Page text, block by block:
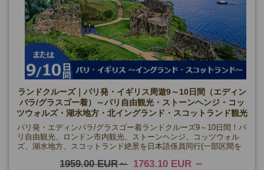
ランドクルーズ｜パリ発・イギリス周遊9～10日間（エディン
バラ/グラスゴー着）～パリ自由観光・ストーンヘンジ・コッ
ツウォルズ・湖水地方・北イングランド・スコットランド観光
～
パリ発・エディンバラ/グラスゴー着ランドクルーズ9～10日間！パ
リ自由観光、ロンドン市内観光、ストーンヘンジ、コッツウォル
ズ、湖水地方、スコットランド絶景を日本語係員同行(一部区間を
除く)で安心満喫。初めてのイギリス旅行にも最適♪
1959.00 EUR 1763.10 EUR